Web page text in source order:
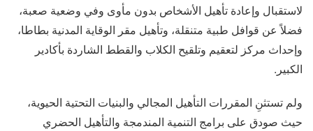
لاستقبال وإعادة تأهيل الأشخاص بدون مأوى وفي وضعية صعبة،
فضلاً عن قوافل طبية متنقلة، وتأهيل مقر الوقاية المدنية بطاطا،
وإحداث مركز لتعقيم وتلقيح الكلاب والقطط الشاردة بأكادير
الكبير.
ولم تستثنِ المقررات التأهيل المجالي والبنيات التحتية الحيوية،
حيث صودق على برامج التنمية المندمجة والتأهيل الحضري